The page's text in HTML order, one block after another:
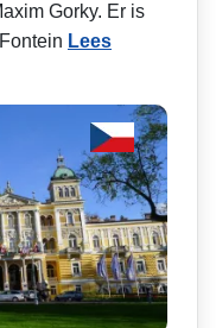
Gorky. Er is
Lees